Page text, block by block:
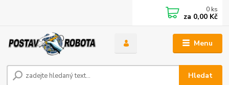
Menu
Hledat
0 ks
za 0,00 Kč